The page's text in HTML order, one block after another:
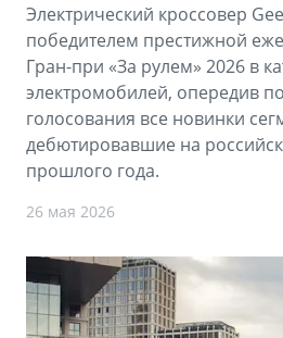
Электрический кроссовер
победителем престижной
Гран-при «За рулем» 2026 в
электромобилей, опередив
голосования все новинки
дебютировавшие на
прошлого года.
26 мая 2026